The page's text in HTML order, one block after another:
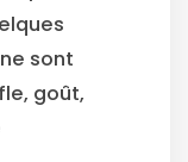
sont
goût,